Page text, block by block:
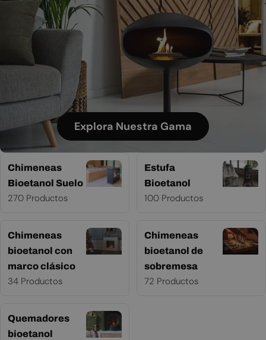
Explora Nuestra Gama
Chimeneas
Bioetanol Suelo
270 Productos
Estufa
Bioetanol
100 Productos
Chimeneas
bioetanol con
marco clásico
34 Productos
Chimeneas
bioetanol de
sobremesa
72 Productos
Quemadores
bioetanol